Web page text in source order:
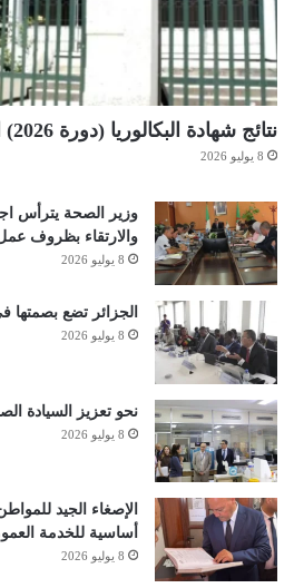
نتائج شهادة البكالوريا (دورة 2026) الأحد المقبل
8 يوليو 2026
وزير الصحة يترأس
والارتقاء بظروف
8 يوليو 2026
الجزائر تضع بصمتها
8 يوليو 2026
نحو تعزيز السيادة
8 يوليو 2026
الإصغاء الجيد
أساسية للخدمة
8 يوليو 2026